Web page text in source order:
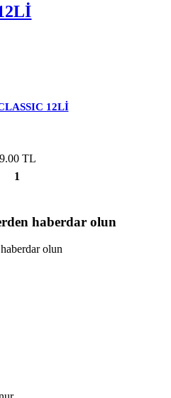
12Lİ
TL
1
haberdar olun